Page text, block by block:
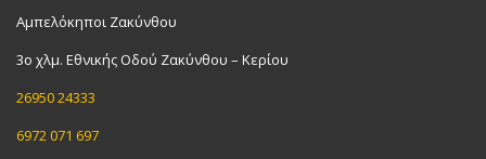
Αμπελόκηποι Ζακύνθου
3ο χλμ. Εθνικής Οδού Ζακύνθου – Κερίου
26950 24333
6972 071 697